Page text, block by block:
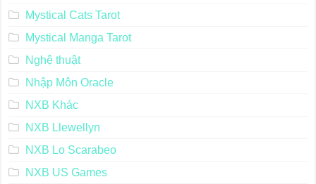
Mystical Cats Tarot
Mystical Manga Tarot
Nghệ thuật
Nhập Môn Oracle
NXB Khác
NXB Llewellyn
NXB Lo Scarabeo
NXB US Games